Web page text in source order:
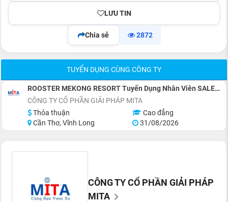
LƯU TIN
Chia sẻ 2872
TUYỂN DỤNG CÙNG CÔNG TY
ROOSTER MEKONG RESORT Tuyển Dụng Nhân Viên SALES (INBOUND & Phát Triển Đối Tác Lữ Hành)
CÔNG TY CỔ PHẦN GIẢI PHÁP MITA
Thỏa thuận
Cao đẳng
Cần Thơ, Vĩnh Long
31/08/2026
CÔNG TY CỔ PHẦN GIẢI PHÁP
MITA